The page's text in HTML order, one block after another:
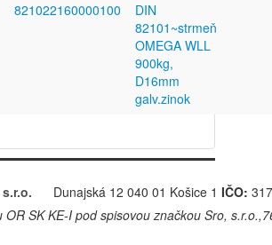
821022160000100
DIN
82101~strmeň
OMEGA WLL
900kg,
D16mm
galv.zinok
Dunajská 12 040 01 Košice 1 IČO:
OR SK KE-I pod spisovou značkou Sro,